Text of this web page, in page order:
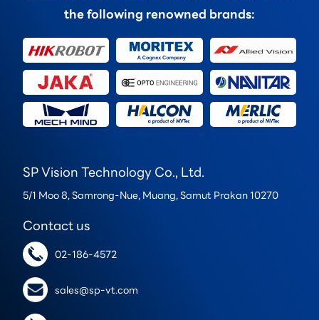
the following renowned brands:
SP Vision Technology Co., Ltd.
5/1 Moo 8, Samrong-Nue, Muang, Samut Prakan 10270
Contact us
02-186-4572
sales@sp-vt.com